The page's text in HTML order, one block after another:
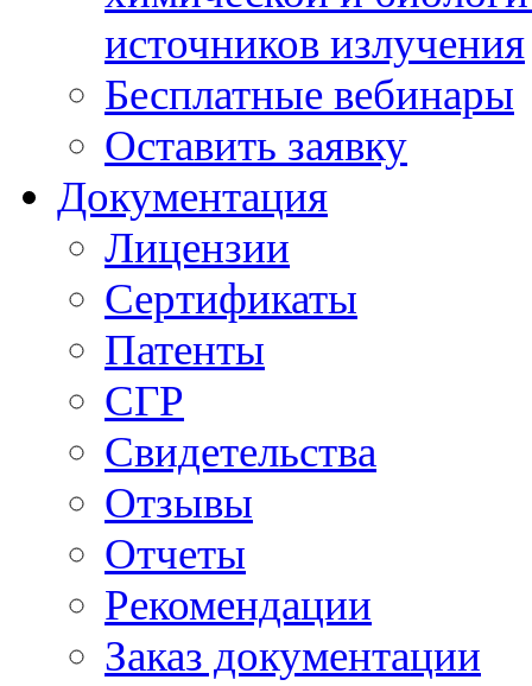
источников излучения
Бесплатные вебинары
Оставить заявку
Документация
Лицензии
Сертификаты
Патенты
СГР
Свидетельства
Отзывы
Отчеты
Рекомендации
Заказ документации